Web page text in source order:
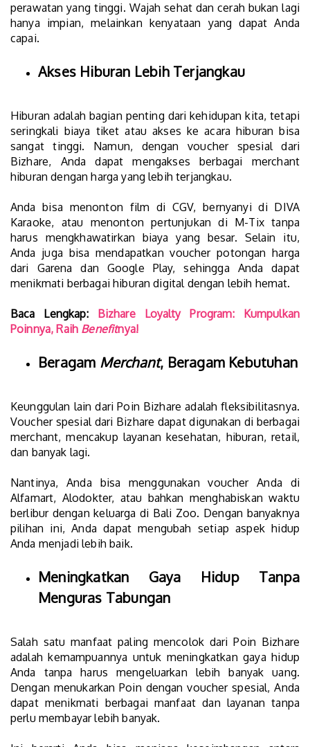
perawatan yang tinggi. Wajah sehat dan cerah bukan lagi
hanya impian, melainkan kenyataan yang dapat Anda
capai.
Akses Hiburan Lebih Terjangkau
Hiburan adalah bagian penting dari kehidupan kita, tetapi
seringkali biaya tiket atau akses ke acara hiburan bisa
sangat tinggi. Namun, dengan voucher spesial dari
Bizhare, Anda dapat mengakses berbagai merchant
hiburan dengan harga yang lebih terjangkau.
Anda bisa menonton film di CGV, bernyanyi di DIVA
Karaoke, atau menonton pertunjukan di M-Tix tanpa
harus mengkhawatirkan biaya yang besar. Selain itu,
Anda juga bisa mendapatkan voucher potongan harga
dari Garena dan Google Play, sehingga Anda dapat
menikmati berbagai hiburan digital dengan lebih hemat.
Baca Lengkap:
Bizhare Loyalty Program: Kumpulkan
Poinnya, Raih Benefitnya!
Beragam Merchant, Beragam Kebutuhan
Keunggulan lain dari Poin Bizhare adalah fleksibilitasnya.
Voucher spesial dari Bizhare dapat digunakan di berbagai
merchant, mencakup layanan kesehatan, hiburan, retail,
dan banyak lagi.
Nantinya, Anda bisa menggunakan voucher Anda di
Alfamart, Alodokter, atau bahkan menghabiskan waktu
berlibur dengan keluarga di Bali Zoo. Dengan banyaknya
pilihan ini, Anda dapat mengubah setiap aspek hidup
Anda menjadi lebih baik.
Meningkatkan Gaya Hidup Tanpa
Menguras Tabungan
Salah satu manfaat paling mencolok dari Poin Bizhare
adalah kemampuannya untuk meningkatkan gaya hidup
Anda tanpa harus mengeluarkan lebih banyak uang.
Dengan menukarkan Poin dengan voucher spesial, Anda
dapat menikmati berbagai manfaat dan layanan tanpa
perlu membayar lebih banyak.